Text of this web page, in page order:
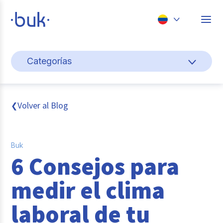
Perú
Categorías
Cultura y bienestar laboral
Gestión de personas
Buk
Transformación digital
Tendencias y Data
❮Volver al Blog
Buk
6 Consejos para
medir el clima
laboral de tu